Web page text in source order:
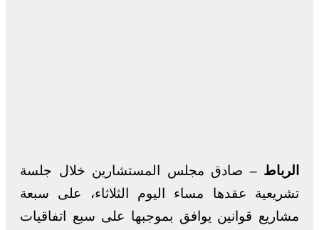
الرباط –صادق مجلس المستشارين خلال جلسة
تشريعية عقدها مساء اليوم الثلاثاء، على سبعة
مشاريع قوانين يوافق بموجبها على سبع اتفاقيات